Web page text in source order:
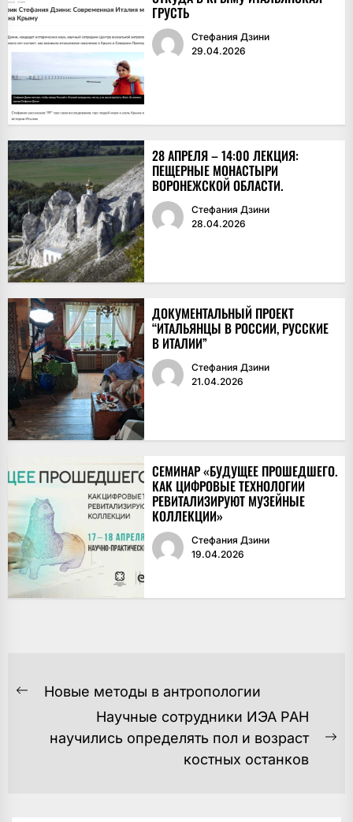
ГРУСТЬ
Стефания Дзини
29.04.2026
28 АПРЕЛЯ – 14:00 ЛЕКЦИЯ:
ПЕЩЕРНЫЕ МОНАСТЫРИ
ВОРОНЕЖСКОЙ ОБЛАСТИ.
Стефания Дзини
28.04.2026
ДОКУМЕНТАЛЬНЫЙ ПРОЕКТ
“ИТАЛЬЯНЦЫ В РОССИИ, РУССКИЕ
В ИТАЛИИ”
Стефания Дзини
21.04.2026
СЕМИНАР «БУДУЩЕЕ ПРОШЕДШЕГО.
КАК ЦИФРОВЫЕ ТЕХНОЛОГИИ
РЕВИТАЛИЗИРУЮТ МУЗЕЙНЫЕ
КОЛЛЕКЦИИ»
Стефания Дзини
19.04.2026
НАВИГАЦИЯ
ЗАПИСЯМ
Предыдущая
Новые методы в антропологии
Научные сотрудники ИЭА РАН
научились определять пол и возраст
костных останков